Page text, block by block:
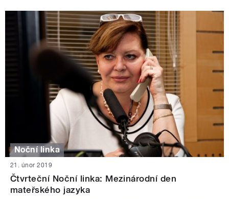
Noční linka
21. únor 2019
Čtvrteční Noční linka: Mezinárodní den
mateřského jazyka